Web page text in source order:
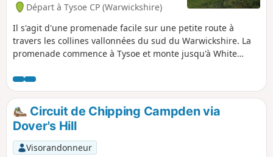
Départ à Tysoe CP (Warwickshire)
Il s'agit d'une promenade facile sur une petite route à
travers les collines vallonnées du sud du Warwickshire. La
promenade commence à Tysoe et monte jusqu'à White
vallonnées, puis redescend en passant par le village
historique de Compton Wynyates avant de revenir à Tysoe.
Circuit de Chipping Campden via
Dover's Hill
Visorandonneur